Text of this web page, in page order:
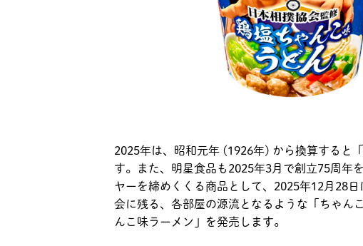
2025年は、昭和元年 (1926年) から換算すると
す。また、明星食品も2025年3月で創立75周年
ヤーを締めくくる商品として、2025年12月28
会に残る、各部屋の源流となるような「ちゃん
んこ味ラーメン」を発売します。